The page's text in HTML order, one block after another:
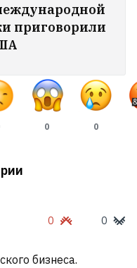
приговорили
0 0
0 0
бизнеса.
о фейковом
за службу